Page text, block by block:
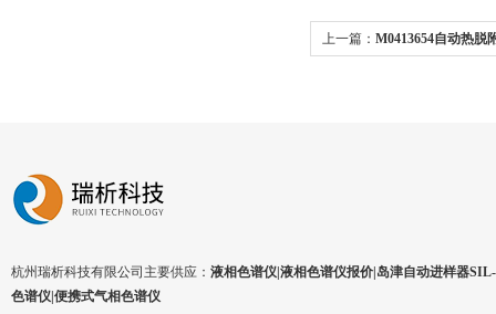
上一篇： M0413654自动热脱
杭州瑞析科技有限公司主要供应： 液相色谱仪|液相色谱仪报价|岛津自动进样器
色谱仪|便携式气相色谱仪